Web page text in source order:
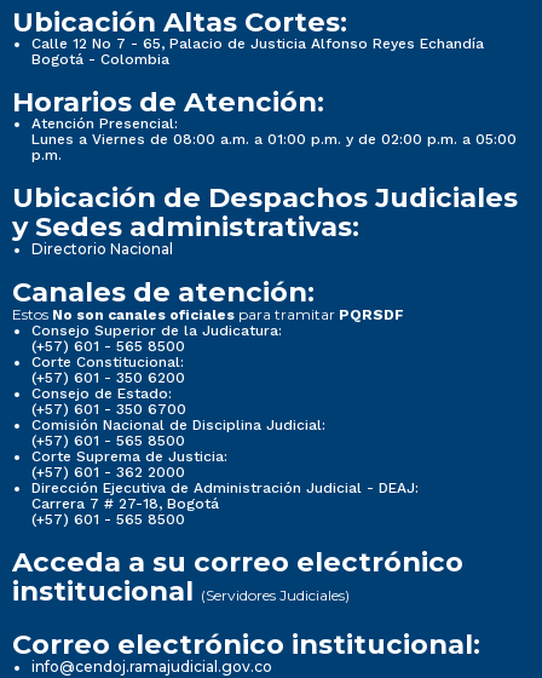
Ubicación Altas Cortes:
Calle 12 No 7 - 65, Palacio de Justicia Alfonso Reyes Echandía
Bogotá - Colombia
Horarios de Atención:
Atención Presencial:
Lunes a Viernes de 08:00 a.m. a 01:00 p.m. y de 02:00 p.m. a 05:00
p.m.
Ubicación de Despachos Judiciales
y Sedes administrativas:
Directorio Nacional
Canales de atención:
Estos No son canales oficiales para tramitar PQRSDF
Consejo Superior de la Judicatura:
(+57) 601 - 565 8500
Corte Constitucional:
(+57) 601 - 350 6200
Consejo de Estado:
(+57) 601 - 350 6700
Comisión Nacional de Disciplina Judicial:
(+57) 601 - 565 8500
Corte Suprema de Justicia:
(+57) 601 - 362 2000
Dirección Ejecutiva de Administración Judicial - DEAJ:
Carrera 7 # 27-18, Bogotá
(+57) 601 - 565 8500
Acceda a su correo electrónico
institucional (Servidores Judiciales)
Correo electrónico institucional:
info@cendoj.ramajudicial.gov.co